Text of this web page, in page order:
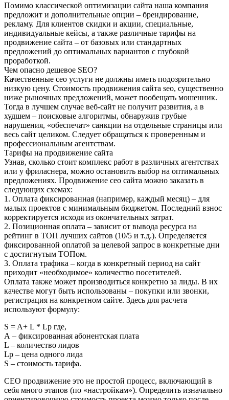
Помимо классической оптимизации сайта наша компания
предложит и дополнительные опции – брендирование,
рекламу. Для клиентов скидки и акции, специальные,
индивидуальные кейсы, а также различные тарифы на
продвижение сайта – от базовых или стандартных
предложений до оптимальных вариантов с глубокой
проработкой.
Чем опасно дешевое SEO?
Качественные сео услуги не должны иметь подозрительно
низкую цену. Стоимость продвижения сайта seo, существенно
ниже рыночных предложений, может пообещать мошенник.
Тогда в лучшем случае веб-сайт не получит развития, а в
худшем – поисковые алгоритмы, обнаружив грубые
нарушения, «обеспечат» санкции на отдельные страницы или
весь сайт целиком. Следует обращаться к проверенным и
профессиональным агентствам.
Тарифы на продвижение сайта
Узнав, сколько стоит комплекс работ в различных агентствах
или у фриласнера, можно остановить выбор на оптимальных
предложениях. Продвижение сео сайта можно заказать в
следующих схемах:
1. Оплата фиксированная (например, каждый месяц) – для
малых проектов с минимальным бюджетом. Последний взнос
корректируется исходя из окончательных затрат.
2. Позиционная оплата – зависит от вывода ресурса на
рейтинг в ТОП лучших сайтов (10/5 и т.д.). Определяется
фиксированной оплатой за целевой запрос в конкретные дни
с достигнутым ТОПом.
3. Оплата трафика – когда в конкретный период на сайт
приходит «необходимое» количество посетителей.
Оплата также может производиться конкретно за лиды. В их
качестве могут быть использованы – покупки или звонки,
регистрация на конкретном сайте. Здесь для расчета
используют формулу:
S = A+ L * Lp где,
А – фиксированная абонентская плата
L – количество лидов
Lp – цена одного лида
S – стоимость тарифа.
СЕО продвижение это не простой процесс, включающий в
себя много этапов (по «настройкам»). Определить изначально